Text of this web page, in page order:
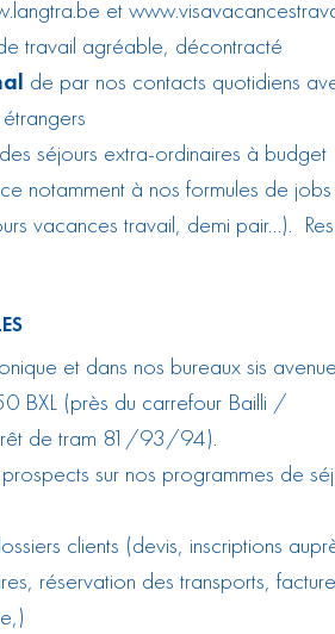
et
travail agréable, décontracté
de par nos contacts quotidiens
séjours extra-ordinaires à budget
notamment à nos formules de jobs
vacances travail, demi pair…).
et dans nos bureaux sis
BXL (près du carrefour Bailli /
de tram 81/93/94).
sur nos programmes de
clients (devis, inscriptions
réservation des transports,